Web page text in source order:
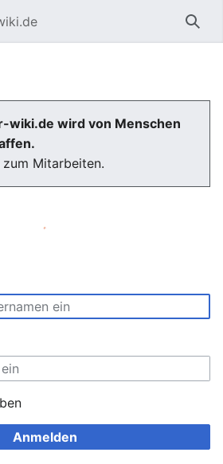
wiki.de wird von Menschen
Mitarbeiten.
Anmelden